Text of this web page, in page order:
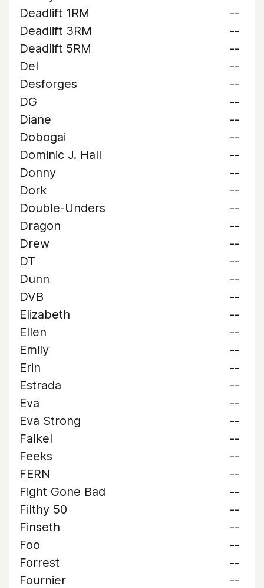
Deadlift 1RM
--
Deadlift 3RM
--
Deadlift 5RM
--
Del
--
Desforges
--
DG
--
Diane
--
Dobogai
--
Dominic J. Hall
--
Donny
--
Dork
--
Double-Unders
--
Dragon
--
Drew
--
DT
--
Dunn
--
DVB
--
Elizabeth
--
Ellen
--
Emily
--
Erin
--
Estrada
--
Eva
--
Eva Strong
--
Falkel
--
Feeks
--
FERN
--
Fight Gone Bad
--
Filthy 50
--
Finseth
--
Foo
--
Forrest
--
Fournier
--